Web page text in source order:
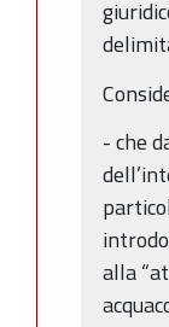
- che
alla